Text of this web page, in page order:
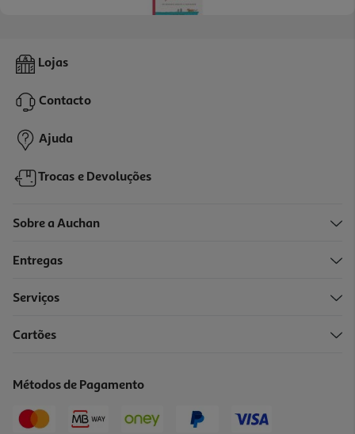
Livro Se Esta Casa Falasse. De Marie Kondo
16,60 € PVP de editor
14,94 €
-10%
22,00 € PVP de editor
Lojas
Contacto
Ajuda
Trocas e Devoluções
Sobre a Auchan
Entregas
Serviços
Cartões
Métodos de Pagamento